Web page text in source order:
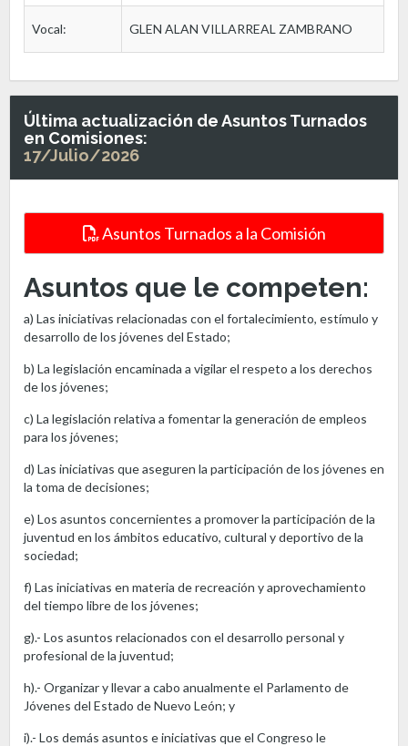
Vocal: GLEN ALAN VILLARREAL ZAMBRANO
Última actualización de Asuntos Turnados
en Comisiones:
17/Julio/2026
Asuntos Turnados a la Comisión
Asuntos que le competen:
a) Las iniciativas relacionadas con el fortalecimiento, estímulo y
desarrollo de los jóvenes del Estado;
b) La legislación encaminada a vigilar el respeto a los derechos
de los jóvenes;
c) La legislación relativa a fomentar la generación de empleos
para los jóvenes;
d) Las iniciativas que aseguren la participación de los jóvenes en
la toma de decisiones;
e) Los asuntos concernientes a promover la participación de la
juventud en los ámbitos educativo, cultural y deportivo de la
sociedad;
f) Las iniciativas en materia de recreación y aprovechamiento
del tiempo libre de los jóvenes;
g).- Los asuntos relacionados con el desarrollo personal y
profesional de la juventud;
h).- Organizar y llevar a cabo anualmente el Parlamento de
Jóvenes del Estado de Nuevo León; y
i).- Los demás asuntos e iniciativas que el Congreso le